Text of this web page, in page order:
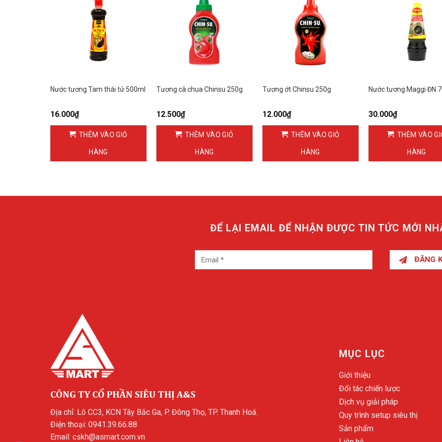
Nước tương Tam thái tử 500ml
16.000₫
THÊM VÀO GIỎ
HÀNG
Tương cà chua Chinsu 250g
12.500₫
THÊM VÀO GIỎ
HÀNG
Tương ớt Chinsu 250g
12.000₫
THÊM VÀO GIỎ
HÀNG
Nước tương Maggi ĐN
30.000₫
THÊM VÀO
HÀNG
ĐỂ LẠI EMAIL ĐỂ NHẬN ĐƯỢC TIN TỨC MỚI
ĐĂNG
CÔNG TY CỔ PHẦN SIÊU THỊ A&S
Địa chỉ: Lô CC3, KCN Tây Bắc Ga, P. Đông Thọ, TP. Thanh Hoá.
Điện thoại: 0941.39.66.88
Email: cskh@asmart.com.vn
MỤC LỤC
Giới thiệu
Đối tác chiến lược
Dịch vụ giải pháp
Quy trình setup siêu thị
Sản phẩm